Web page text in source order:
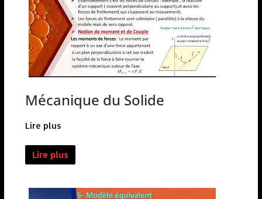
Mécanique du Solide
Lire plus
Lire plus